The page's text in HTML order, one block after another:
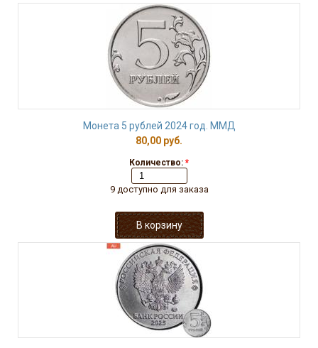
Монета 5 рублей 2024 год. ММД
80,00 руб.
Количество: *
9 доступно для заказа